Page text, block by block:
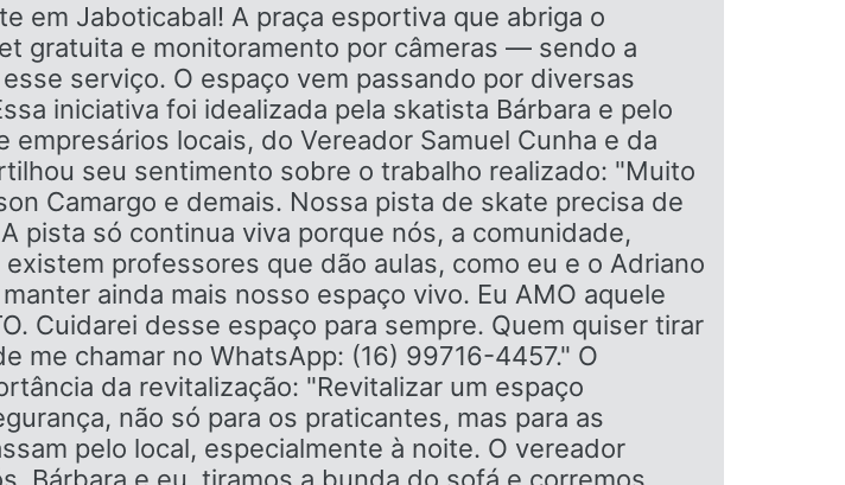
em Jaboticabal! A praça esportiva que abriga o
gratuita e monitoramento por câmeras — sendo a
serviço. O espaço vem passando por diversas
iniciativa foi idealizada pela skatista Bárbara e pelo
locais, do Vereador Samuel Cunha e da
seu sentimento sobre o trabalho realizado: "Muito
Camargo e demais. Nossa pista de skate precisa de
pista só continua viva porque nós, a comunidade,
professores que dão aulas, como eu e o Adriano
ainda mais nosso espaço vivo. Eu AMO aquele
Cuidarei desse espaço para sempre. Quem quiser tirar
me chamar no WhatsApp: (16) 99716-4457." O
da revitalização: "Revitalizar um espaço
não só para os praticantes, mas para as
pelo local, especialmente à noite. O vereador